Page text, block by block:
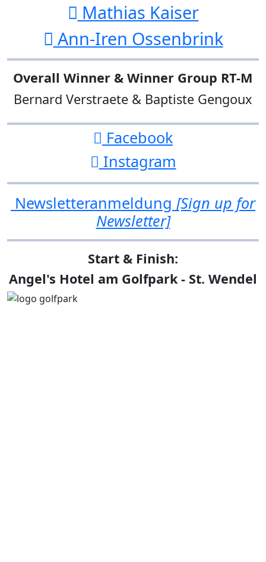
Mathias Kaiser
Ann-Iren Ossenbrink
Overall Winner & Winner Group RT-M
Bernard Verstraete & Baptiste Gengoux
Facebook
Instagram
Newsletteranmeldung [Sign up for
Newsletter]
Start & Finish:
Angel's Hotel am Golfpark - St. Wendel